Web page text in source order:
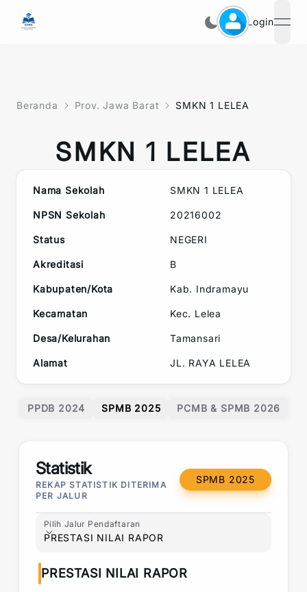
Login
Beranda Prov. Jawa Barat SMKN 1 LELEA
SMKN 1 LELEA
Nama Sekolah SMKN 1 LELEA
NPSN Sekolah 20216002
Status NEGERI
Akreditasi B
Kabupaten/Kota Kab. Indramayu
Kecamatan Kec. Lelea
Desa/Kelurahan Tamansari
Alamat JL. RAYA LELEA
PPDB 2024 SPMB 2025 PCMB & SPMB 2026
Statistik
REKAP STATISTIK DITERIMA
PER JALUR
SPMB 2025
Pilih Jalur Pendaftaran
Pilih Jalur Pendaftaran
PRESTASI NILAI RAPOR
PRESTASI NILAI RAPOR